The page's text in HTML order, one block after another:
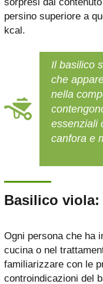
persino superiore a
kcal.
Il basilico
che
nella
essenziali
canfora e
Basilico
Ogni persona che ha
cucina o nel
familiarizzare con le
controindicazioni del